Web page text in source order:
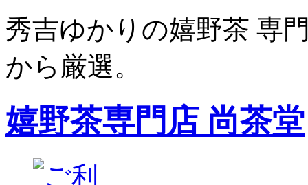
秀吉ゆかりの嬉野茶 専
から厳選。
嬉野茶専門店 尚茶堂